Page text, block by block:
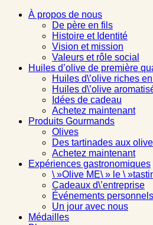
À propos de nous
De père en fils
Histoire et Identité
Vision et mission
Valeurs et rôle social
Huiles d’olive de première
Huiles d\’olive riches
Huiles d\’olive
Idées de cadeau
Achetez maintenant
Produits Gourmands
Olives
Des tartinades aux
Achetez maintenant
Expériences gastronomiques
\ »Olive ME\ » le \
Cadeaux d\’entreprise
Événements personnels
Un jour avec nous
Médailles